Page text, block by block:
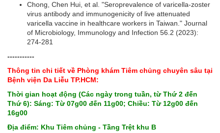
Chong, Chen Hui, et al. "Seroprevalence of varicella-zoster
virus antibody and immunogenicity of live attenuated
varicella vaccine in healthcare workers in Taiwan." Journal
of Microbiology, Immunology and Infection 56.2 (2023):
274-281
-----------
Thông tin chi tiết về Phòng khám Tiêm chủng chuyên sâu tại
Bệnh viện Da Liễu TP.HCM:
Thời gian hoạt động (Các ngày trong tuần, từ Thứ 2 đến
Thứ 6): Sáng: Từ 07g00 đến 11g00; Chiều: Từ 12g00 đến
16g00
Địa điểm: Khu Tiêm chủng - Tầng Trệt khu B